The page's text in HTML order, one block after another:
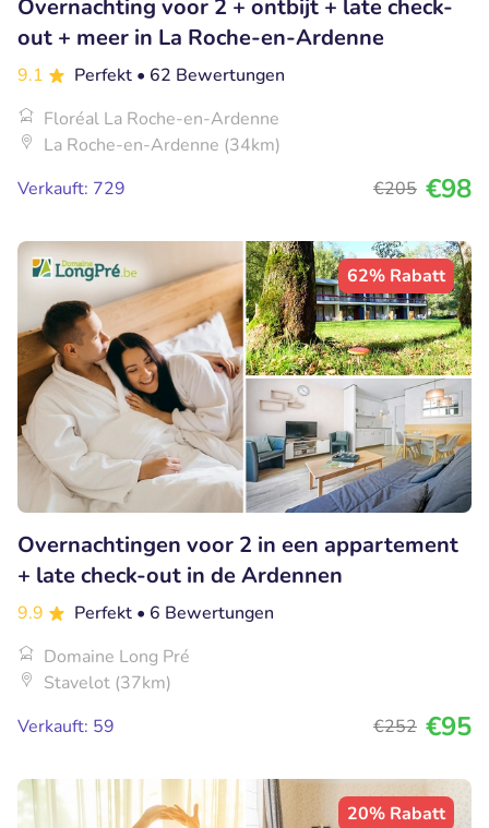
Overnachting voor 2 + ontbijt + late check-
out + meer in La Roche-en-Ardenne
9.1 Perfekt • 62 Bewertungen
Floréal La Roche-en-Ardenne
La Roche-en-Ardenne (34km)
Verkauft: 729
€205 €98
62% Rabatt
Overnachtingen voor 2 in een appartement
+ late check-out in de Ardennen
9.9 Perfekt • 6 Bewertungen
Domaine Long Pré
Stavelot (37km)
Verkauft: 59
€252 €95
20% Rabatt